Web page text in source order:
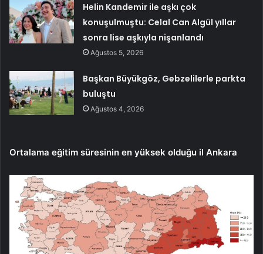
Helin Kandemir ile aşkı çok
konuşulmuştu: Celal Can Algül yıllar
sonra lise aşkıyla nişanlandı
Ağustos 5, 2026
Başkan Büyükgöz, Gebzelilerle parkta
buluştu
Ağustos 4, 2026
Ortalama eğitim süresinin en yüksek olduğu il Ankara